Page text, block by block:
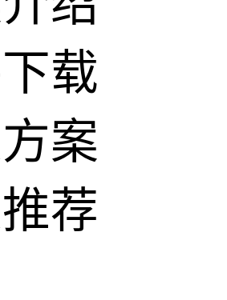
载
案
荐